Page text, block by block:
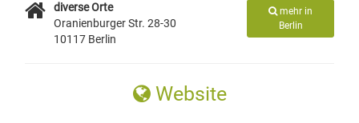
diverse Orte
Oranienburger Str. 28-30
10117 Berlin
mehr in
Berlin
Website